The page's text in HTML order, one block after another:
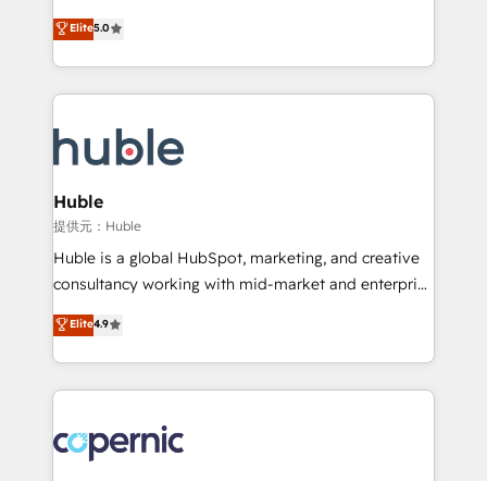
the rare Advanced "Custom Integrations"
Accreditation, securely sync data across... 🔄 any
new HubSpot portal with Advanced Website and
CRM Migrations using our in-house "HubScrub" Tool.
master it. As the creators of the Endless Customers
System™ (the next evolution of They Ask, You
Answer), we’re the only HubSpot partner built
entirely around coaching and training. That means
skills, processes, and internal team you need to
attract the right buyers, close deals faster, and grow
without outside dependencies. You’ll learn how to: •
Set up, audit, and organize your HubSpot portal •
Get your sales team fully using HubSpot • Track
pipeline and revenue across the entire buyer journey
growth • Create content and videos that attract
buyers • Use AI to scale smarter Our coaching-led
lasts. So if you're ready to become the most trusted
voice in your market, let’s talk.
Elite5.0
Huble
提供元：Huble
Huble is a global HubSpot, marketing, and creative
consultancy working with mid-market and enterprise
businesses. We go beyond implementation, shaping
the strategy, processes, and teams that turn
HubSpot into a genuine growth engine. Named
HubSpot's Global Partner of the Year in 2024,
worldwide, and with over 15 years in the ecosystem,
Huble has built a track record that speaks for itself.
Elite4.9